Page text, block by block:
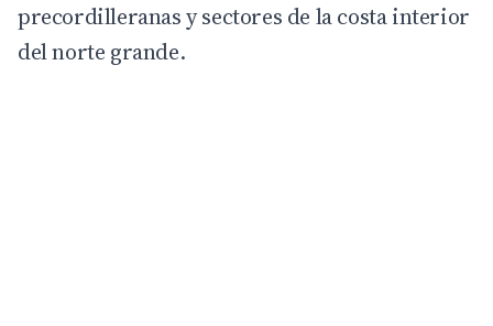
precordilleranas y sectores de la costa interior
del norte grande.